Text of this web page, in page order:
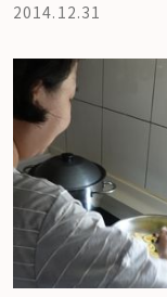
2014.12.31